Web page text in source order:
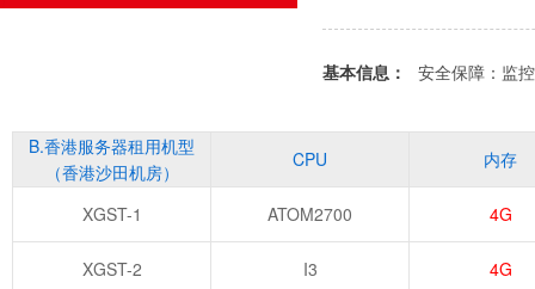
基本信息： 安全保障：监
B.香港服务器租用机型
（香港沙田机房）
CPU 内存
XGST-1 ATOM2700 4G
XGST-2 I3 4G